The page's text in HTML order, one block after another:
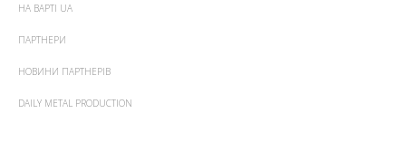
НА ВАРТІ UA
ПАРТНЕРИ
НОВИНИ ПАРТНЕРІВ
DAILY METAL PRODUCTION